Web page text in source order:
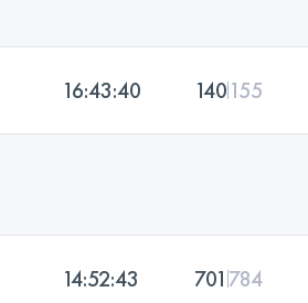
16:43:40 140155
14:52:43 701 784